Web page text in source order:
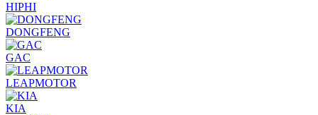
HIPHI
DONGFENG
GAC
LEAPMOTOR
KIA